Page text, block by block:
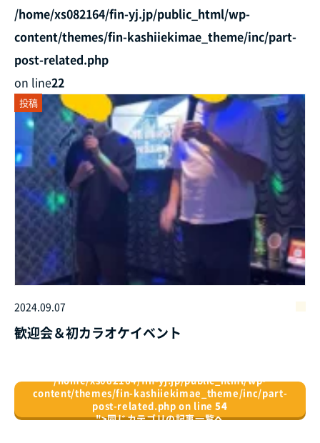
/home/xs082164/fin-yj.jp/public_html/wp-
content/themes/fin-kashiiekimae_theme/inc/part-
post-related.php
on line22
投稿
2024.09.07
歓迎会＆初カラオケイベント
/home/xs082164/fin-yj.jp/public_html/wp-
content/themes/fin-kashiiekimae_theme/inc/part-
post-related.php on line54
">同じカテゴリの記事⼀覧へ